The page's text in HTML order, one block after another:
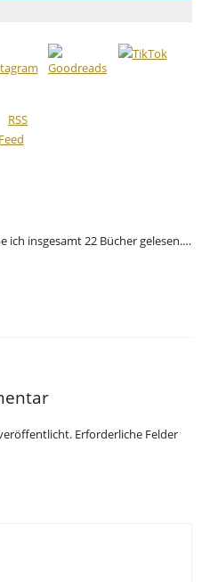
ich insgesamt 22 Bücher gelesen.…
Erforderliche Felder